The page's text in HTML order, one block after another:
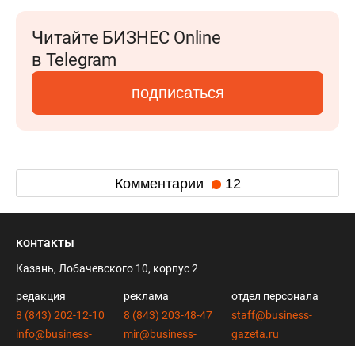
Читайте БИЗНЕС Online
в Telegram
подписаться
Комментарии 12
контакты
Казань, Лобачевского 10, корпус 2
редакция
8 (843) 202-12-10
info@business-
реклама
8 (843) 203-48-47
mir@business-
отдел персонала
staff@business-
gazeta.ru